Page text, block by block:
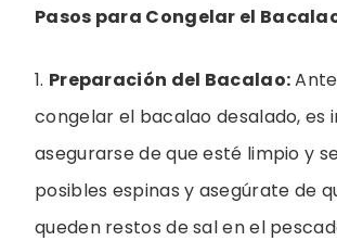
Pasos para Congelar el
1. Preparación del Bacalao:
congelar el bacalao desalado,
asegurarse de que esté limpio y
posibles espinas y asegúrate de
queden restos de sal en el